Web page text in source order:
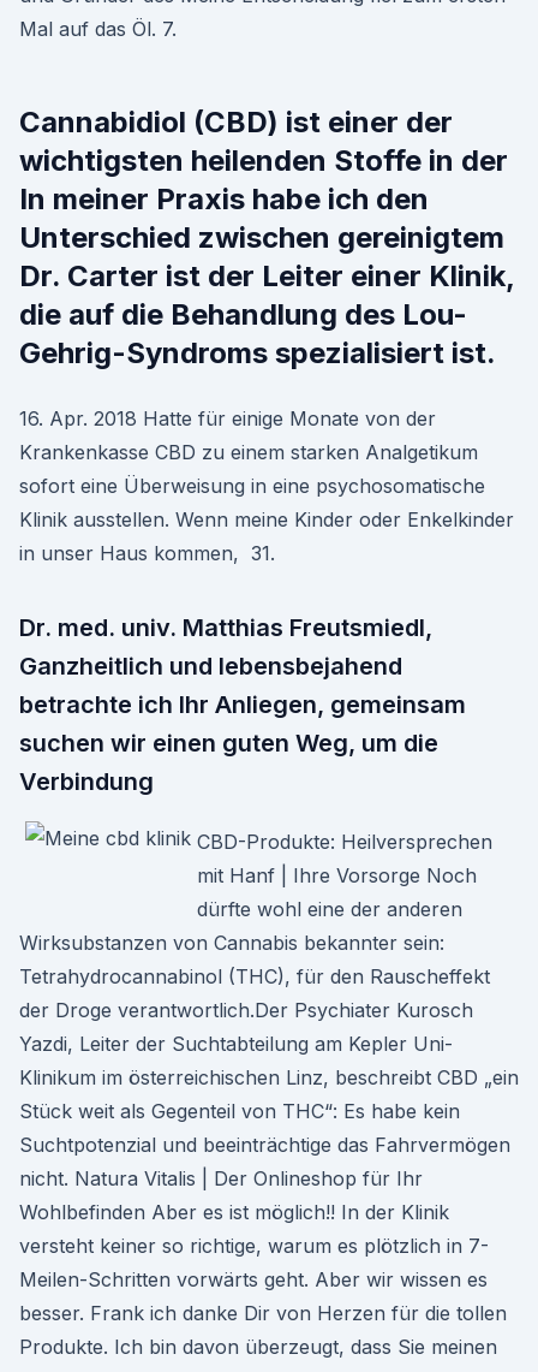
Mal auf das Öl. 7.
Cannabidiol (CBD) ist einer der
wichtigsten heilenden Stoffe in der
In meiner Praxis habe ich den
Unterschied zwischen gereinigtem
Dr. Carter ist der Leiter einer Klinik,
die auf die Behandlung des Lou-
Gehrig-Syndroms spezialisiert ist.
16. Apr. 2018 Hatte für einige Monate von der
Krankenkasse CBD zu einem starken Analgetikum
sofort eine Überweisung in eine psychosomatische
Klinik ausstellen. Wenn meine Kinder oder Enkelkinder
in unser Haus kommen, 31.
Dr. med. univ. Matthias Freutsmiedl,
Ganzheitlich und lebensbejahend
betrachte ich Ihr Anliegen, gemeinsam
suchen wir einen guten Weg, um die
Verbindung
CBD-Produkte: Heilversprechen
mit Hanf | Ihre Vorsorge Noch
dürfte wohl eine der anderen
Wirksubstanzen von Cannabis bekannter sein:
Tetrahydrocannabinol (THC), für den Rauscheffekt
der Droge verantwortlich.Der Psychiater Kurosch
Yazdi, Leiter der Suchtabteilung am Kepler Uni-
Klinikum im österreichischen Linz, beschreibt CBD „ein
Stück weit als Gegenteil von THC“: Es habe kein
Suchtpotenzial und beeinträchtige das Fahrvermögen
nicht. Natura Vitalis | Der Onlineshop für Ihr
Wohlbefinden Aber es ist möglich!! In der Klinik
versteht keiner so richtige, warum es plötzlich in 7-
Meilen-Schritten vorwärts geht. Aber wir wissen es
besser. Frank ich danke Dir von Herzen für die tollen
Produkte. Ich bin davon überzeugt, dass Sie meinen